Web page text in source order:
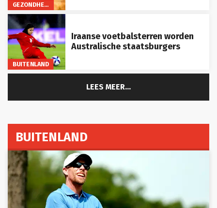
GEZONDHEID
BUITENLAND
Iraanse voetbalsterren worden
Australische staatsburgers
LEES MEER...
BUITENLAND